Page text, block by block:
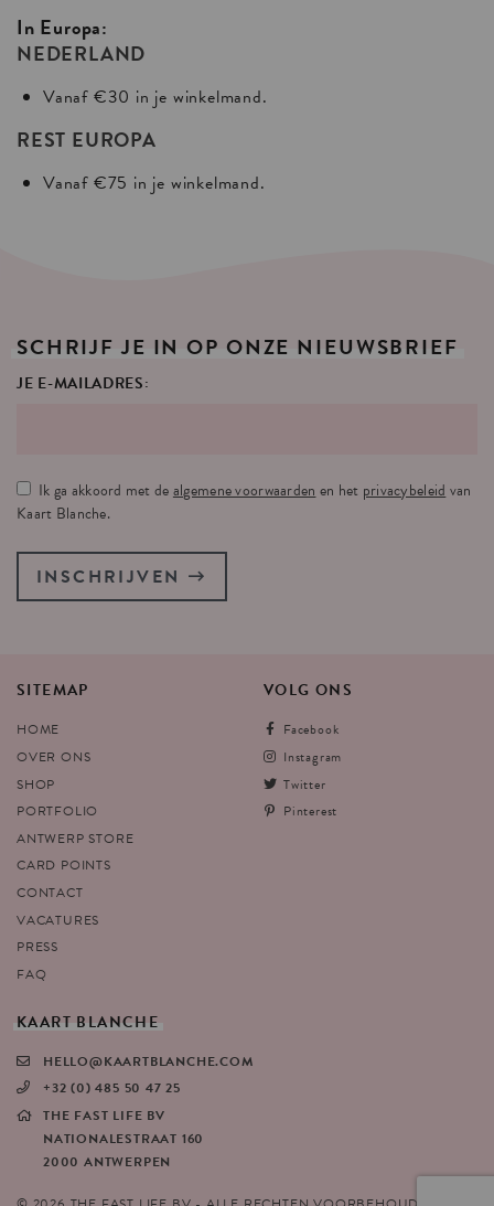
In Europa:
NEDERLAND
Vanaf €30 in je winkelmand.
REST EUROPA
Vanaf €75 in je winkelmand.
SCHRIJF JE IN OP ONZE NIEUWSBRIEF
JE E-MAILADRES:
Ik ga akkoord met dealgemene voorwaarden en het privacybeleid van
Kaart Blanche.
INSCHRIJVEN
SITEMAP
HOME
OVER ONS
SHOP
PORTFOLIO
ANTWERP STORE
CARD POINTS
CONTACT
VACATURES
PRESS
FAQ
VOLG ONS
Facebook
Instagram
Twitter
Pinterest
KAART BLANCHE
HELLO@KAARTBLANCHE.COM
+32 (0) 485 50 47 25
THE FAST LIFE BV
NATIONALESTRAAT 160
2000 ANTWERPEN